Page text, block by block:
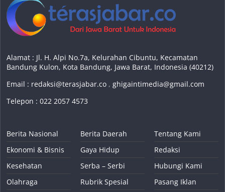
Alamat : Jl. H. Alpi No.7a, Kelurahan Cibuntu, Kecamatan
Bandung Kulon, Kota Bandung, Jawa Barat, Indonesia (40212)
Email : redaksi@terasjabar.co ,ghigaintimedia@gmail.com
Telepon : 022 2057 4573
Berita Nasional
Ekonomi & Bisnis
Kesehatan
Olahraga
Berita Daerah
Gaya Hidup
Serba – Serbi
Rubrik Spesial
Tentang Kami
Redaksi
Hubungi Kami
Pasang Iklan